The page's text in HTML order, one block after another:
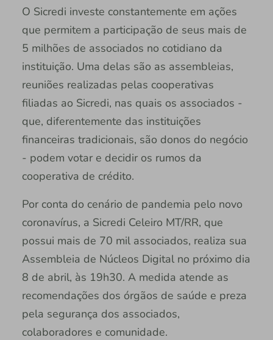
O Sicredi investe constantemente em ações
que permitem a participação de seus mais de
5 milhões de associados no cotidiano da
instituição. Uma delas são as assembleias,
reuniões realizadas pelas cooperativas
filiadas ao Sicredi, nas quais os associados -
que, diferentemente das instituições
financeiras tradicionais, são donos do negócio
- podem votar e decidir os rumos da
cooperativa de crédito.
Por conta do cenário de pandemia pelo novo
coronavírus, a Sicredi Celeiro MT/RR, que
possui mais de 70 mil associados, realiza sua
Assembleia de Núcleos Digital no próximo dia
8 de abril, às 19h30. A medida atende as
recomendações dos órgãos de saúde e preza
pela segurança dos associados,
colaboradores e comunidade.